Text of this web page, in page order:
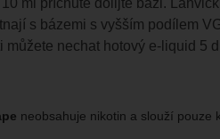
s bázemi s vyšším podílem
můžete nechat hotový e-liquid 5
neobsahuje nikotin a slouží pouze